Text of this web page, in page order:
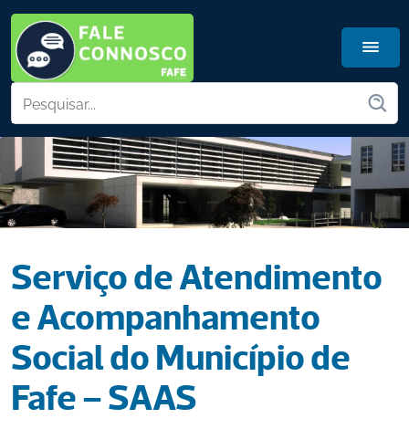
Serviço de Atendimento
e Acompanhamento
Social do Município de
Fafe – SAAS